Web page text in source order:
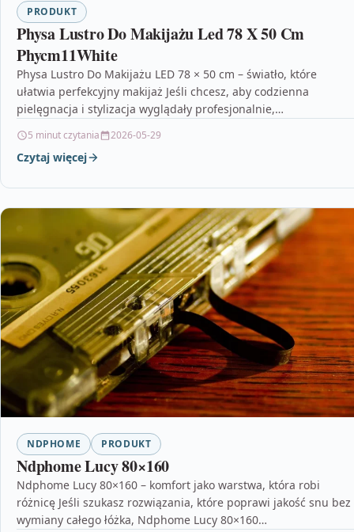
PRODUKT
Physa Lustro Do Makijażu Led 78 X 50 Cm
Phycm11White
Physa Lustro Do Makijażu LED 78 × 50 cm – światło, które
ułatwia perfekcyjny makijaż Jeśli chcesz, aby codzienna
pielęgnacja i stylizacja wyglądały profesjonalnie,…
5 minut czytania 2026-05-29
Czytaj więcej
NDPHOME PRODUKT
Ndphome Lucy 80×160
Ndphome Lucy 80×160 – komfort jako warstwa, która robi
różnicę Jeśli szukasz rozwiązania, które poprawi jakość snu bez
wymiany całego łóżka, Ndphome Lucy 80×160…